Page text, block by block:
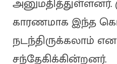
காரணமாக இந்த
நடந்திருக்கலாம்
சந்தேகிக்கின்றனர்.